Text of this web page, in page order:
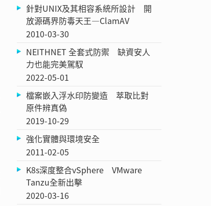
針對UNIX及其相容系統所設計 開
放源碼界防毒天王—ClamAV
2010-03-30
NEITHNET 全套式防禦 缺資安人
力也能完美駕馭
2022-05-01
檔案嵌入浮水印防變造 萃取比對
原件辨真偽
2019-10-29
強化實體與環境安全
2011-02-05
K8s深度整合vSphere VMware
Tanzu全新出擊
2020-03-16